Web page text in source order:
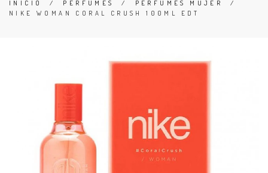
INICIO / PERFUMES / PERFUMES MUJER
/
NIKE WOMAN CORAL CRUSH 100ML EDT